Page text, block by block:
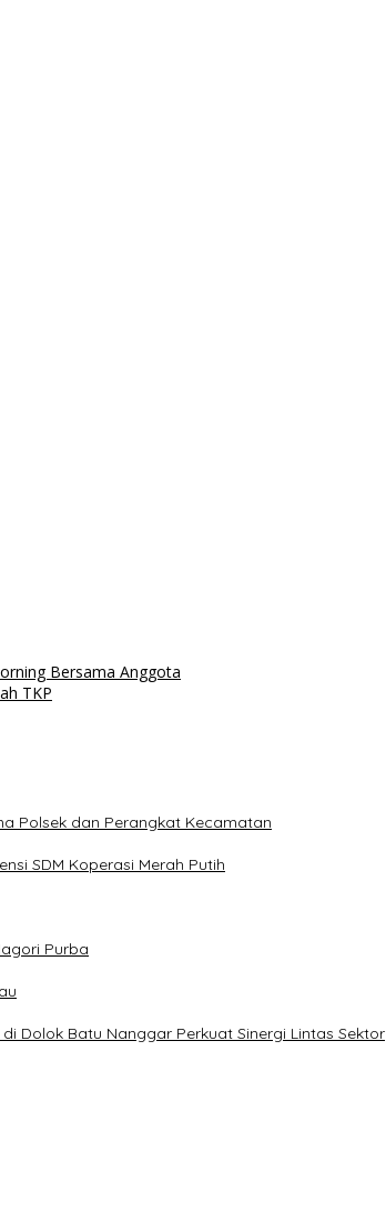
Bersama Anggota
TKP
Polsek dan Perangkat Kecamatan
SDM Koperasi Merah Putih
Purba
Dolok Batu Nanggar Perkuat Sinergi Lintas Sektor